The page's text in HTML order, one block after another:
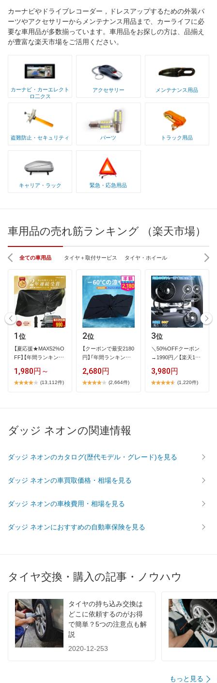
カーナビやドライブレコーダー，ドレスアップするための外装パ
ーツやアクセサリーからメンテナンス用品まで、カーライフに必
要な車用品が多数揃っています。車用品をお探しの方は、品揃え
が豊富な楽天市場をご活用ください。
カーナビ・カーエレクト
ロ二クス
アクセサリー メンテナンス用品
盗難防止・セキュリティ パーツ トラック用品
キャリア・ラック 緊急・応急用品
車用品の売れ筋ランキング （楽天市場）
全ての車用品 タイヤ＋取付サービス タイヤ・ホイール
1 位
【​夏​応​援​★​M​A​X​5​2​%​O​
F​F​】​【​年​間​ラ​ン​キ​ン​グ​
1,980円～
(13,112件)
2位
【​ク​ー​ポ​ン​で​最​安​2​1​8​0​
円​】​「​年​間​ラ​ン​キ​ン​…
2,680円
(2,664件)
3位
＼​5​0​%​O​F​F​ク​ー​ポ​ン​
→​1​9​9​0​円​／​【​楽​天​1​位​
3,980円
(1,220件)
ダッジ ネオンの関連情報
ダッジ ネオンのカタログ(歴代モデル・グレード)を見る
ダッジ ネオンの車買取価格・相場を見る
ダッジ ネオンの車検費用・相場を見る
ダッジ ネオンにおすすめの自動車保険を見る
タイヤ交換・購入の記事・ノウハウ
タイヤの持ち込み交換は
どこに依頼するのがお得
で簡単？5つの注意点も解
説
2020-12-253
もっと見る